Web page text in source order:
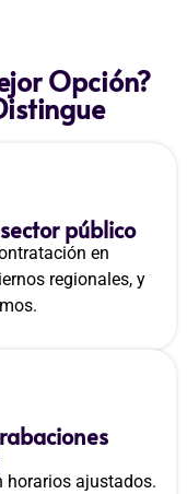
Opción?
público
en
regionales, y
horarios ajustados.